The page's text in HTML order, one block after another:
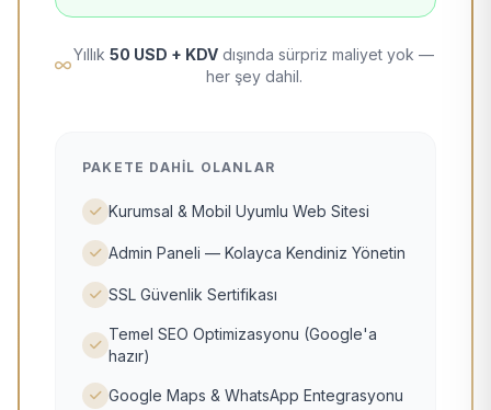
Yıllık 50 USD + KDV dışında sürpriz maliyet yok —
her şey dahil.
PAKETE DAHIL OLANLAR
Kurumsal & Mobil Uyumlu Web Sitesi
Admin Paneli — Kolayca Kendiniz Yönetin
SSL Güvenlik Sertifikası
Temel SEO Optimizasyonu (Google'a
hazır)
Google Maps & WhatsApp Entegrasyonu